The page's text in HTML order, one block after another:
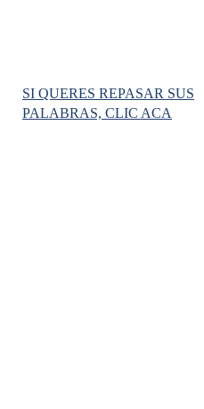
SI QUERES REPASAR SUS
PALABRAS, CLIC ACA